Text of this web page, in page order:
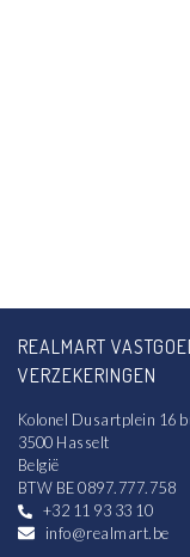
REALMART
VERZEKERINGEN
Kolonel Dusartplein 16
3500 Hasselt
België
BTW BE 0897.777.758
+32 11 93 33 10
info@realmart.be